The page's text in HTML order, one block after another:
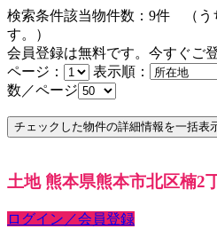
検索条件該当物件数： 9件 （う
す。）
会員登録は無料です。今すぐご
ページ：
表示順：
数／ページ
土地 熊本県熊本市北区楠2
ログイン／会員登録